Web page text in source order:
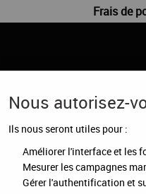
Frais de
Nous autorisez-
Ils nous seront utiles pour :
Améliorer l'interface et les
Mesurer les campagnes
Gérer l'authentification et